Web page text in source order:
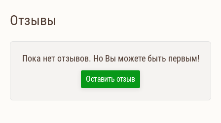
Отзывы
Пока нет отзывов. Но Вы можете быть первым!
Оставить отзыв